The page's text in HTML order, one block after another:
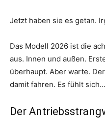
Jetzt haben sie es getan.
Das Modell 2026 ist die
aus. Innen und außen.
überhaupt. Aber warte.
damit fahren. Es fühlt
Der